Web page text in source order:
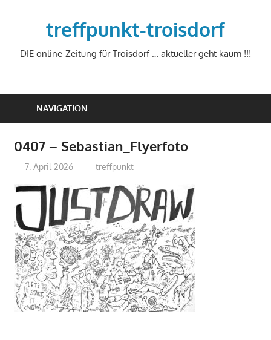
treffpunkt-troisdorf
DIE online-Zeitung für Troisdorf … aktueller geht kaum !!!
NAVIGATION
0407 – Sebastian_Flyerfoto
7. April 2026 treffpunkt